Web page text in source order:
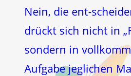
Nein, die ent-
drückt sich nicht in
sondern in
Aufgabe jeglichen